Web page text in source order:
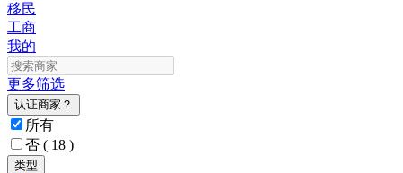
移民
工商
我的
更多筛选
认证商家？
所有
否 ( 18 )
类型